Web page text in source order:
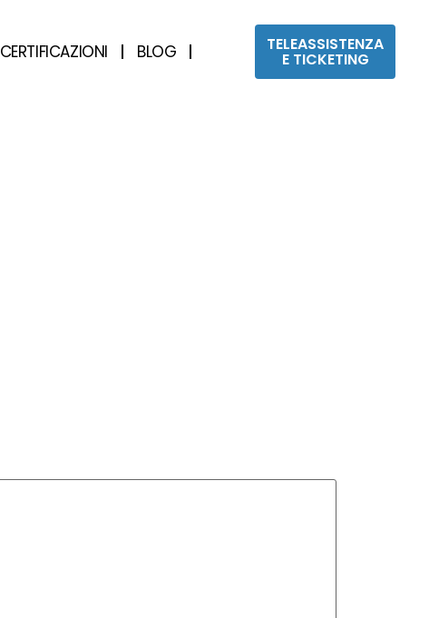
CERTIFICAZIONI
BLOG
TELEASSISTENZA
E TICKETING